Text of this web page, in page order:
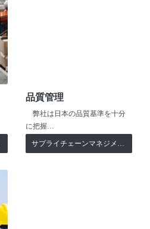
品質管理
弊社は日本の品質基準を十分
に把握…
サプライチェーンマネジメント